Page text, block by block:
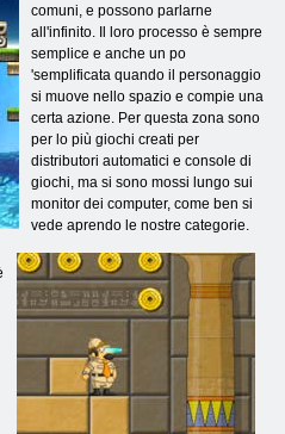
comuni, e possono parlarne
all'infinito. Il loro processo è sempre
semplice e anche un po
'semplificata quando il personaggio
si muove nello spazio e compie una
certa azione. Per questa zona sono
per lo più giochi creati per
distributori automatici e console di
giochi, ma si sono mossi lungo sui
monitor dei computer, come ben si
vede aprendo le nostre categorie.